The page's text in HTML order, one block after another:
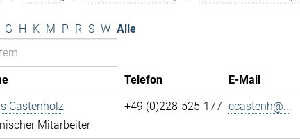
G H K M P R S W Alle
Telefon E-Mail
Castenholz
Mitarbeiter
+49 (0)228-525-177 ccastenh@...